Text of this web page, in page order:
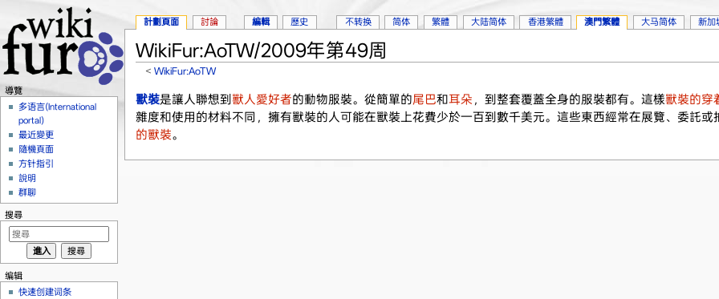
WikiFur:AoTW/2009年第49周
<WikiFur:AoTW
獸裝是讓人聯想到 獸人愛好者的動物服裝。從簡單的尾巴和耳朵 ，到整套覆蓋全身的服裝都有。這樣獸裝的穿
雜度和使用的材料不同，擁有獸裝的人可能在獸裝上花費少於一百到數千美元。這些東西經常在展覽、委託
的獸裝。
計劃頁面 討論 編輯 歷史 不转换 简体 繁體 大陆简体 香港繁體 澳門繁體 大马简体 新加
導覽
多语言(International
portal)
最近變更
隨機頁面
方针指引
說明
群聊
搜尋
编辑
快速创建词条